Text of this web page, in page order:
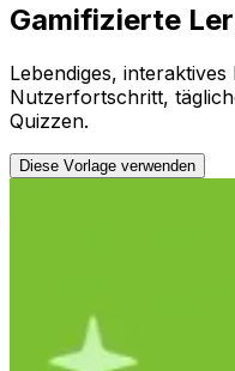
Gamifizierte
Lebendiges,
Nutzerfortschritt,
Quizzen.
Diese Vorlage verwenden